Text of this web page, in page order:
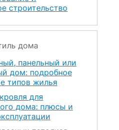
строительство
дома
панельный или
дом: подробное
типов жилья
для
дома: плюсы и